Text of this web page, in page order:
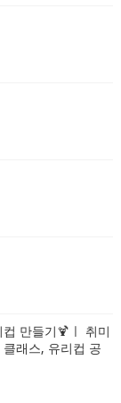
만들기🍹ㅣ 취미
래스, 유리컵 공